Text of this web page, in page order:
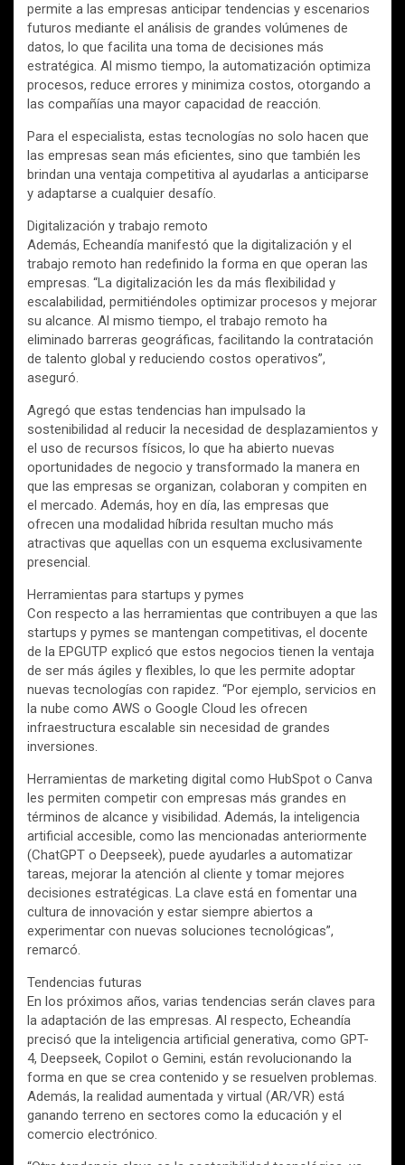
permite a las empresas anticipar tendencias y escenarios
futuros mediante el análisis de grandes volúmenes de
datos, lo que facilita una toma de decisiones más
estratégica. Al mismo tiempo, la automatización optimiza
procesos, reduce errores y minimiza costos, otorgando a
las compañías una mayor capacidad de reacción.
Para el especialista, estas tecnologías no solo hacen que
las empresas sean más eficientes, sino que también les
brindan una ventaja competitiva al ayudarlas a anticiparse
y adaptarse a cualquier desafío.
Digitalización y trabajo remoto
Además, Echeandía manifestó que la digitalización y el
trabajo remoto han redefinido la forma en que operan las
empresas. “La digitalización les da más flexibilidad y
escalabilidad, permitiéndoles optimizar procesos y mejorar
su alcance. Al mismo tiempo, el trabajo remoto ha
eliminado barreras geográficas, facilitando la contratación
de talento global y reduciendo costos operativos”,
aseguró.
Agregó que estas tendencias han impulsado la
sostenibilidad al reducir la necesidad de desplazamientos y
el uso de recursos físicos, lo que ha abierto nuevas
oportunidades de negocio y transformado la manera en
que las empresas se organizan, colaboran y compiten en
el mercado. Además, hoy en día, las empresas que
ofrecen una modalidad híbrida resultan mucho más
atractivas que aquellas con un esquema exclusivamente
presencial.
Herramientas para startups y pymes
Con respecto a las herramientas que contribuyen a que las
startups y pymes se mantengan competitivas, el docente
de la EPGUTP explicó que estos negocios tienen la ventaja
de ser más ágiles y flexibles, lo que les permite adoptar
nuevas tecnologías con rapidez. “Por ejemplo, servicios en
la nube como AWS o Google Cloud les ofrecen
infraestructura escalable sin necesidad de grandes
inversiones.
Herramientas de marketing digital como HubSpot o Canva
les permiten competir con empresas más grandes en
términos de alcance y visibilidad. Además, la inteligencia
artificial accesible, como las mencionadas anteriormente
(ChatGPT o Deepseek), puede ayudarles a automatizar
tareas, mejorar la atención al cliente y tomar mejores
decisiones estratégicas. La clave está en fomentar una
cultura de innovación y estar siempre abiertos a
experimentar con nuevas soluciones tecnológicas”,
remarcó.
Tendencias futuras
En los próximos años, varias tendencias serán claves para
la adaptación de las empresas. Al respecto, Echeandía
precisó que la inteligencia artificial generativa, como GPT-
4, Deepseek, Copilot o Gemini, están revolucionando la
forma en que se crea contenido y se resuelven problemas.
Además, la realidad aumentada y virtual (AR/VR) está
ganando terreno en sectores como la educación y el
comercio electrónico.